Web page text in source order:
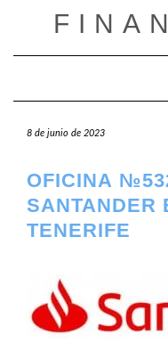
8 de junio de 2023
OFICINA
SANTANDER
TENERIFE